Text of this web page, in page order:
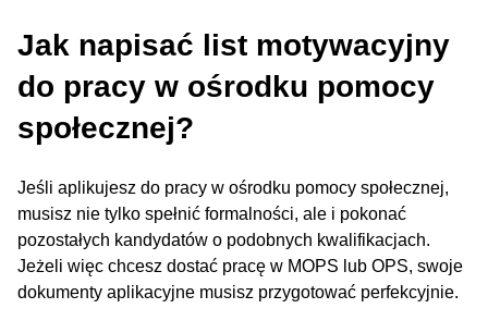
Jak napisać list motywacyjny
do pracy w ośrodku pomocy
społecznej?
Jeśli aplikujesz do pracy w ośrodku pomocy społecznej,
musisz nie tylko spełnić formalności, ale i pokonać
pozostałych kandydatów o podobnych kwalifikacjach.
Jeżeli więc chcesz dostać pracę w MOPS lub OPS, swoje
dokumenty aplikacyjne musisz przygotować perfekcyjnie.